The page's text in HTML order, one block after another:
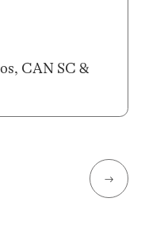
CAN SC &
→